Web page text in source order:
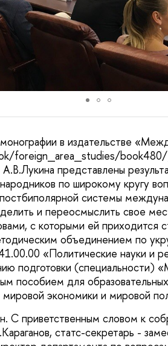
в издательстве
foreign_area_studies/book480/
представлены
по широкому кругу
системы
и переосмыслить свое
с которыми ей приходится
объединением по
«Политические науки и
подготовки (специальности)
пособием для
экономики и мировой
С приветственным словом к
статс-секретарь -